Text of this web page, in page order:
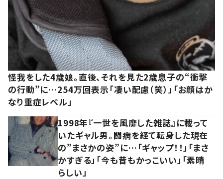
怪我をした4歳娘。直後、それを見た2歳息子の“衝撃
の行動”に…254万回表示「凄い配慮（笑）」「お顔はか
なり重症レベル」
1998年『一世を風靡した雑誌』に載って
いたギャル男。闘病を経て転身した現在
の”まさかの姿”に…「ギャップ！！」「まさ
かすぎる」「今も昔もかっこいい」「素晴
らしい」